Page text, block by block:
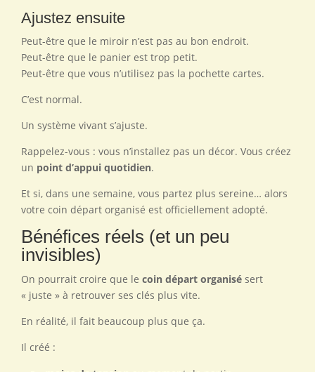
Ajustez ensuite
Peut-être que le miroir n’est pas au bon endroit.
Peut-être que le panier est trop petit.
Peut-être que vous n’utilisez pas la pochette cartes.
C’est normal.
Un système vivant s’ajuste.
Rappelez-vous : vous n’installez pas un décor. Vous créez
un point d’appui quotidien.
Et si, dans une semaine, vous partez plus sereine… alors
votre coin départ organisé est officiellement adopté.
Bénéfices réels (et un peu
invisibles)
On pourrait croire que le coin départ organisé sert
« juste » à retrouver ses clés plus vite.
En réalité, il fait beaucoup plus que ça.
Il créé :